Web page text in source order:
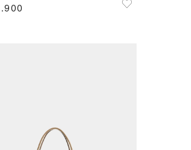
.900